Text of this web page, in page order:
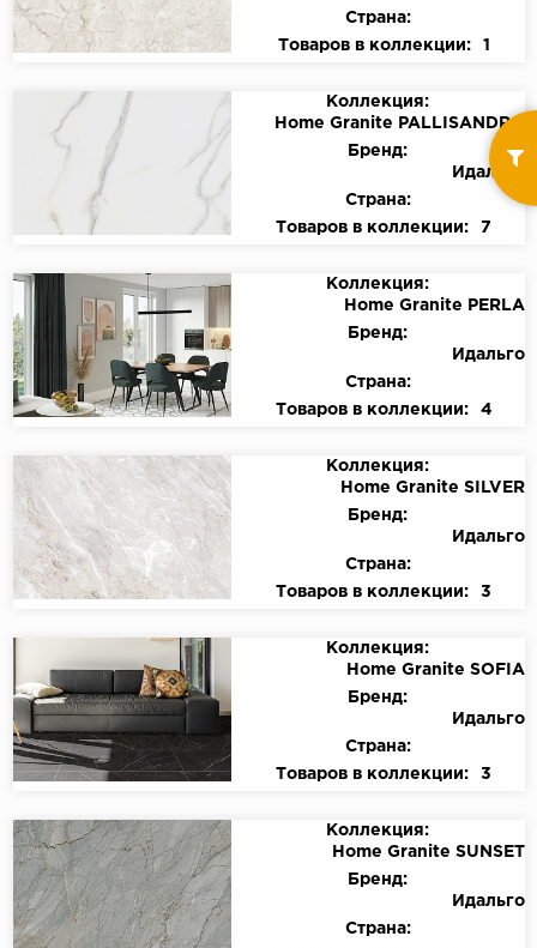
Страна:
Товаров в коллекции:
1
Коллекция:
Home Granite PALLISANDRO
Бренд:
Идальго
Страна:
Товаров в коллекции:
7
Коллекция:
Home Granite PERLA
Бренд:
Идальго
Страна:
Товаров в коллекции:
4
Коллекция:
Home Granite SILVER
Бренд:
Идальго
Страна:
Товаров в коллекции:
3
Коллекция:
Home Granite SOFIA
Бренд:
Идальго
Страна:
Товаров в коллекции:
3
Коллекция:
Home Granite SUNSET
Бренд:
Идальго
Страна: